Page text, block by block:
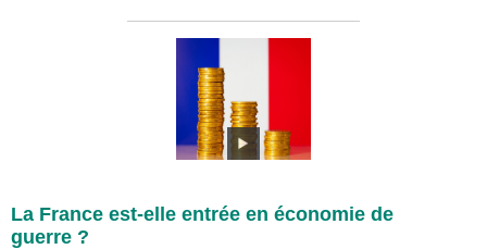
La France est-elle entrée en économie de
guerre ?